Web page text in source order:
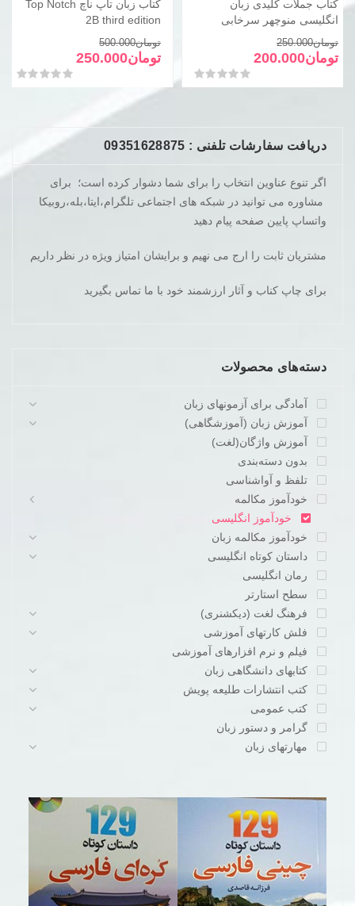
کتاب جملات کلیدی زبان
انگلیسی منوچهر سرخابی
تومان250.000قیمت
اصلی
تومان250.000
بود.
تومان200.000
قیمت
فعلی
تومان200.000
است.
امتیاز0از 5
کتاب زبان تاپ ناچ Top Notch
2B third edition
تومان500.000قیمت
اصلی
تومان500.000
تومان250.000
قیمت
فعلی
تومان250.000
امتیاز0از 5
دریافت سفارشات تلفنی : 09351628875
اگر تنوع عناوین انتخاب را برای شما دشوار کرده است؛ برای
مشاوره می توانید در شبکه های اجتماعی تلگرام،ایتا،بله،روبیکا
واتساپ پایین صفحه پیام دهید
مشتریان ثابت را ارج می نهیم و برایشان امتیاز ویژه در نظر داریم
برای چاپ کناب و آثار ارزشمند خود با ما تماس بگیرید
دسته‌های محصولات
آمادگی برای آزمونهای زبان
آموزش زبان (آموزشگاهی)
آموزش واژگان(لغت)
بدون دسته‌بندی
تلفظ و آواشناسی
خودآموز مکالمه
خودآموز انگلیسی
خودآموز مکالمه زبان
داستان کوتاه انگلیسی
رمان انگلیسی
سطح استارتر
فرهنگ لغت (دیکشنری)
فلش کارتهای آموزشی
فیلم و نرم افزارهای آموزشی
کتابهای دانشگاهی زبان
کتب انتشارات طلیعه پویش
کتب عمومی
گرامر و دستور زبان
مهارتهای زبان